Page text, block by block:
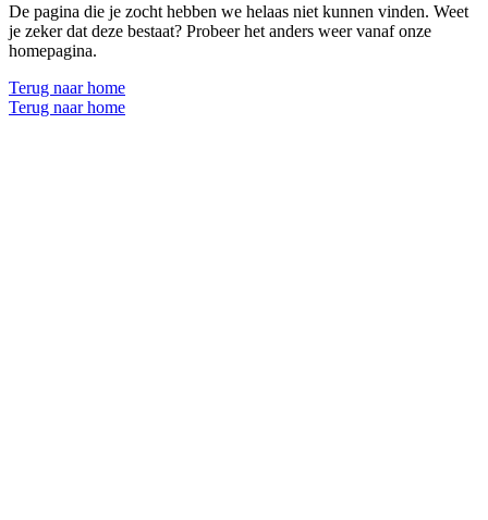
De pagina die je zocht hebben we helaas niet kunnen vinden. Weet
je zeker dat deze bestaat? Probeer het anders weer vanaf onze
homepagina.
Terug naar home
Terug naar home